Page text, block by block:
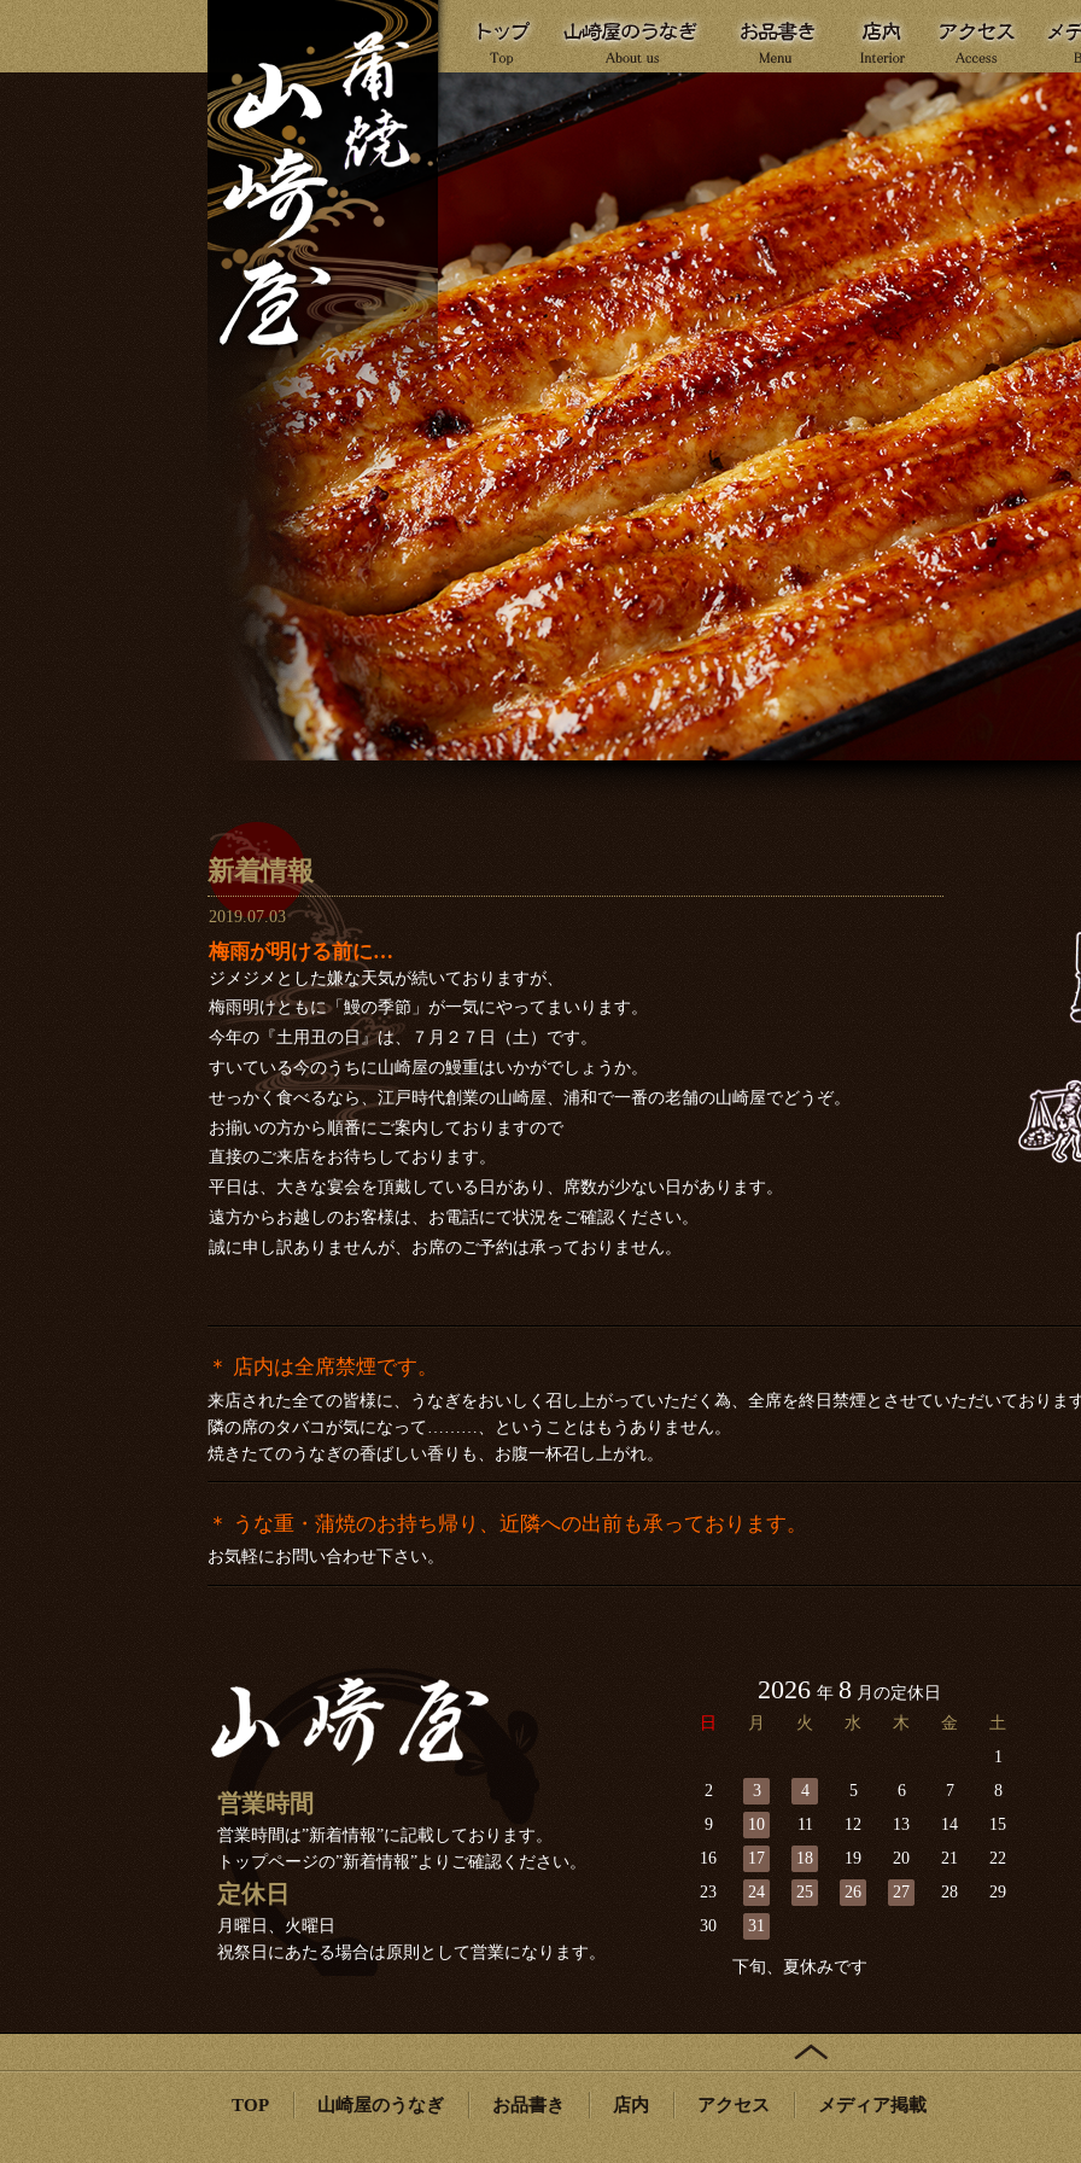
新着情報
2019.07.03
梅雨が明ける前に…
ジメジメとした嫌な天気が続いておりますが、
梅雨明けともに「鰻の季節」が一気にやってまいります。
今年の『土用丑の日』は、７月２７日（土）です。
すいている今のうちに山崎屋の鰻重はいかがでしょうか。
せっかく食べるなら、江戸時代創業の山崎屋、浦和で一番の老舗の山崎屋でどうぞ。
お揃いの方から順番にご案内しておりますので
直接のご来店をお待ちしております。
平日は、大きな宴会を頂戴している日があり、席数が少ない日があります。
遠方からお越しのお客様は、お電話にて状況をご確認ください。
誠に申し訳ありませんが、お席のご予約は承っておりません。
＊ 店内は全席禁煙です。
来店された全ての皆様に、うなぎをおいしく召し上がっていただく為、全席を終日禁煙とさせていただいておりま
隣の席のタバコが気になって………、ということはもうありません。
焼きたてのうなぎの香ばしい香りも、お腹一杯召し上がれ。
＊ うな重・蒲焼のお持ち帰り、近隣への出前も承っております。
お気軽にお問い合わせ下さい。
営業時間
営業時間は”新着情報”に記載しております。
トップページの”新着情報”よりご確認ください。
定休日
月曜日、火曜日
祝祭日にあたる場合は原則として営業になります。
2026 年 8 月の定休日
日
月 火 水 木 金
土
1
2
3 4 5 6 7
8
9
10 11 12 13 14
15
16
17 18 19 20 21
22
23
24 25 26 27 28
29
30
31
下旬、夏休みです
TOP 山崎屋のうなぎ お品書き 店内 アクセス メディア掲載